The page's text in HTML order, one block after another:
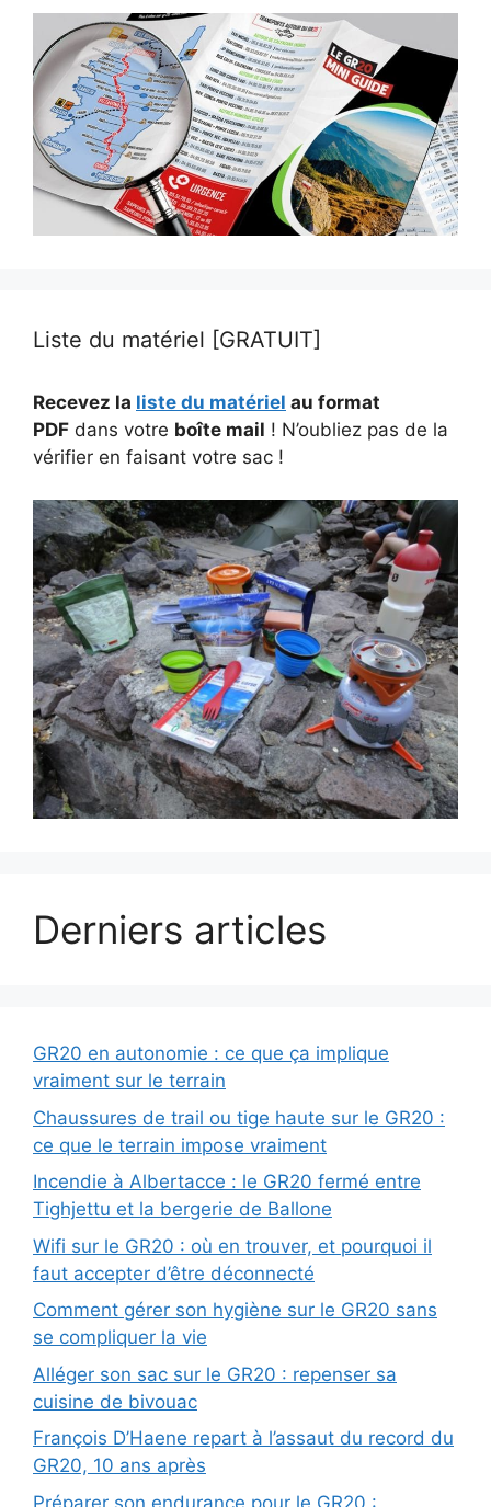
Liste du matériel [GRATUIT]
Recevez la liste du matériel au format
PDF dans votre boîte mail ! N’oubliez pas de la
vérifier en faisant votre sac !
Derniers articles
GR20 en autonomie : ce que ça implique
vraiment sur le terrain
Chaussures de trail ou tige haute sur le GR20 :
ce que le terrain impose vraiment
Incendie à Albertacce : le GR20 fermé entre
Tighjettu et la bergerie de Ballone
Wifi sur le GR20 : où en trouver, et pourquoi il
faut accepter d’être déconnecté
Comment gérer son hygiène sur le GR20 sans
se compliquer la vie
Alléger son sac sur le GR20 : repenser sa
cuisine de bivouac
François D’Haene repart à l’assaut du record du
GR20, 10 ans après
Préparer son endurance pour le GR20 :